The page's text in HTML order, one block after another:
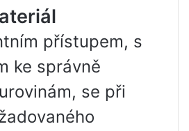
přístupem, s
ke správně
se při